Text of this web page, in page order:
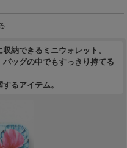
納できるミニウォレット。
ッグの中でもすっきり持てる
るアイテム。